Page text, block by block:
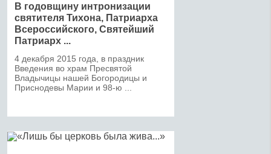
В годовщину интронизации
святителя Тихона, Патриарха
Всероссийского, Святейший
Патриарх ...
4 декабря 2015 года, в праздник
Введения во храм Пресвятой
Владычицы нашей Богородицы и
Приснодевы Марии и 98-ю ...